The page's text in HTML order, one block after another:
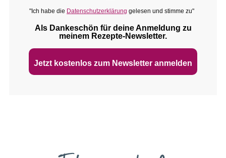
"Ich habe die Datenschutzerklärung gelesen und stimme zu"
Als Dankeschön für deine Anmeldung zu
meinem Rezepte‑Newsletter.
Jetzt kostenlos zum Newsletter anmelden